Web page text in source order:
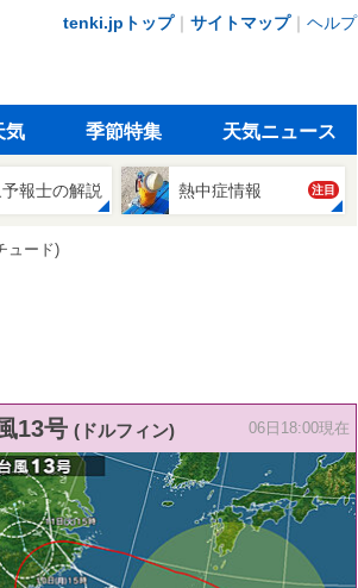
tenki.jpトップ｜ サイトマップ｜ ヘルプ
気 季節特集 天気ニュース
報士の解説 熱中症情報 注目
ュード)
13号 (ドルフィン) 06日18:00現在